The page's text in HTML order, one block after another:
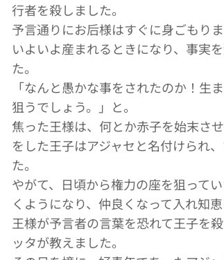
行者を殺しました。
予言通りにお后様はすぐに身ごもりま
いよいよ産まれるときになり、事実
た。
「なんと愚かな事をされたのか！生
狙うでしょう。」と。
焦った王様は、何とか赤子を始末さ
をした王子はアジャセと名付けられ
た。
やがて、日頃から権力の座を狙って
くようになり、仲良くなって入れ知恵
王様が予言者の言葉を恐れて王子を
ッタが教えました。